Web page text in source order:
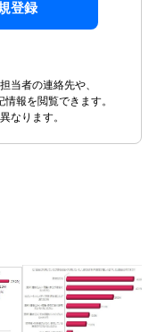
登録
当者の連絡先や、
報を閲覧できます。
なります。